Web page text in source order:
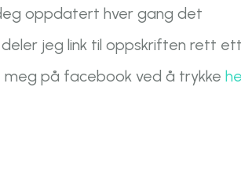
oppdatert hver gang det
deler jeg link til oppskriften rett
på facebook ved å trykke